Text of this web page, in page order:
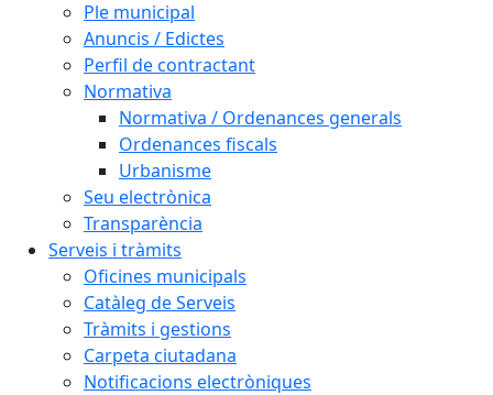
Ple municipal
Anuncis / Edictes
Perfil de contractant
Normativa
Normativa / Ordenances generals
Ordenances fiscals
Urbanisme
Seu electrònica
Transparència
Serveis i tràmits
Oficines municipals
Catàleg de Serveis
Tràmits i gestions
Carpeta ciutadana
Notificacions electròniques